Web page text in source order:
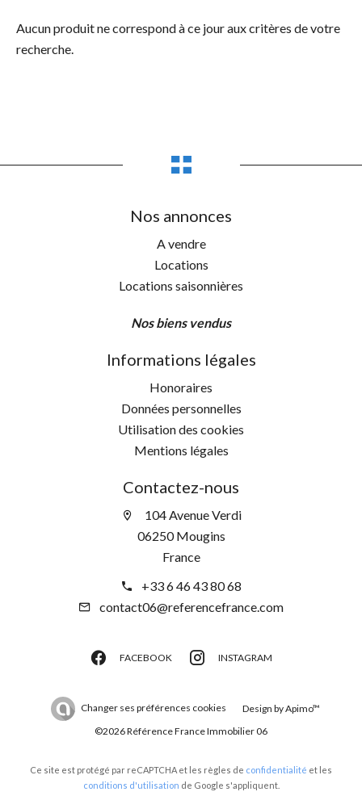
Aucun produit ne correspond à ce jour aux critères de votre
recherche.
Nos annonces
A vendre
Locations
Locations saisonnières
Nos biens vendus
Informations légales
Honoraires
Données personnelles
Utilisation des cookies
Mentions légales
Contactez-nous
104 Avenue Verdi
06250 Mougins
France
+33 6 46 43 80 68
contact06@referencefrance.com
FACEBOOK INSTAGRAM
Changer ses préférences cookies Design byApimo™
©2026 Référence France Immobilier 06
Ce site est protégé par reCAPTCHA et les règles de confidentialité et les
conditions d'utilisation de Google s'appliquent.